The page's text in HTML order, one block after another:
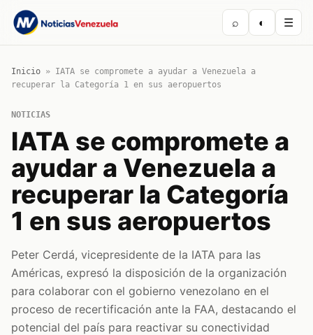
⌕ ◐ ☰
Inicio » IATA se compromete a ayudar a Venezuela a
recuperar la Categoría 1 en sus aeropuertos
NOTICIAS
IATA se compromete a
ayudar a Venezuela a
recuperar la Categoría
1 en sus aeropuertos
Peter Cerdá, vicepresidente de la IATA para las
Américas, expresó la disposición de la organización
para colaborar con el gobierno venezolano en el
proceso de recertificación ante la FAA, destacando el
potencial del país para reactivar su conectividad